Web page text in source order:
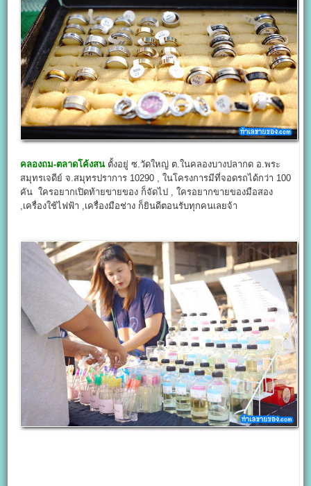
คลองถม-ตลาดโค้งสน ตั้งอยู่ ซ.วัดใหญ่ ต.ในคลองบางปลากด อ.พระ
สมุทรเจดีย์ จ.สมุทรปราการ 10290 , ในโครงการมีที่จอดรถได้กว่า 100
คัน ใครอยากเปิดท้ายขายของ ก็จัดไป , ใครอยากขายของมือสอง
,เครื่องใช้ไฟฟ้า ,เครื่องมือช่าง ก็ยินดีตอนรับทุกคนเลยจ้า